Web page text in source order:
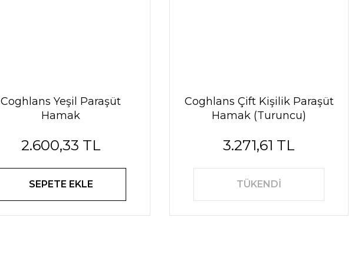
Coghlans Yeşil Paraşüt
Hamak
2.600,33 TL
SEPETE EKLE
Coghlans Çift Kişilik Paraşüt
Hamak (Turuncu)
3.271,61 TL
TÜKENDİ